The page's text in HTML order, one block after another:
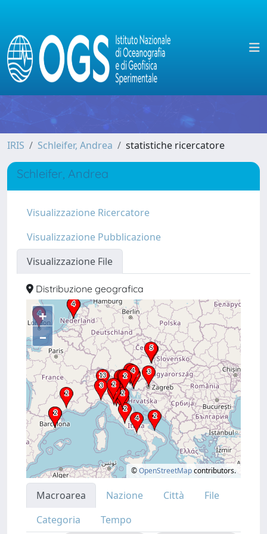
IRIS Schleifer, Andrea statistiche ricercatore
Schleifer, Andrea
Visualizzazione Ricercatore
Visualizzazione Pubblicazione
Visualizzazione File
Distribuzione geografica
+
–
©OpenStreetMapcontributors.
Macroarea Nazione Città
File
Categoria
Tempo